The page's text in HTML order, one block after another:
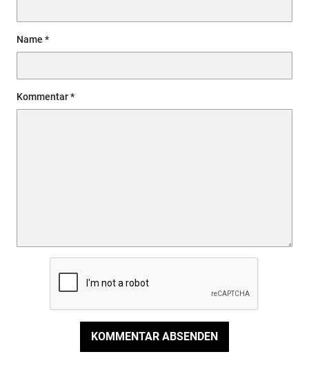
Name
Kommentar
KOMMENTAR ABSENDEN